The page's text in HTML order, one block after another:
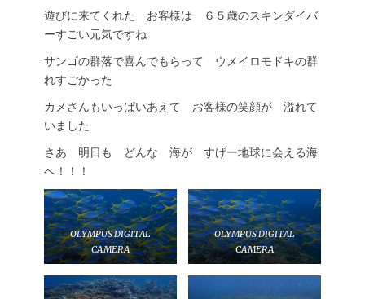
遊びに来てくれた お客様は ６５歳のスキンダイバ
ーすごい元気ですね
サンゴの群落で喜んでもらって ウメイロモドキの群
れすごかった
カメさんもいっぱいあえて お客様の笑顔が 溢れて
いました
さあ 明日も どんな 海が すげー地球に会える海
へ！！！
OLYMPUS DIGITAL
CAMERA
OLYMPUS DIGITAL
CAMERA